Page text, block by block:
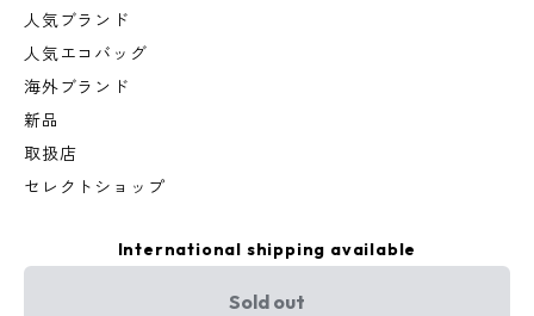
人気ブランド
人気エコバッグ
海外ブランド
新品
取扱店
セレクトショップ
International shipping available
Sold out